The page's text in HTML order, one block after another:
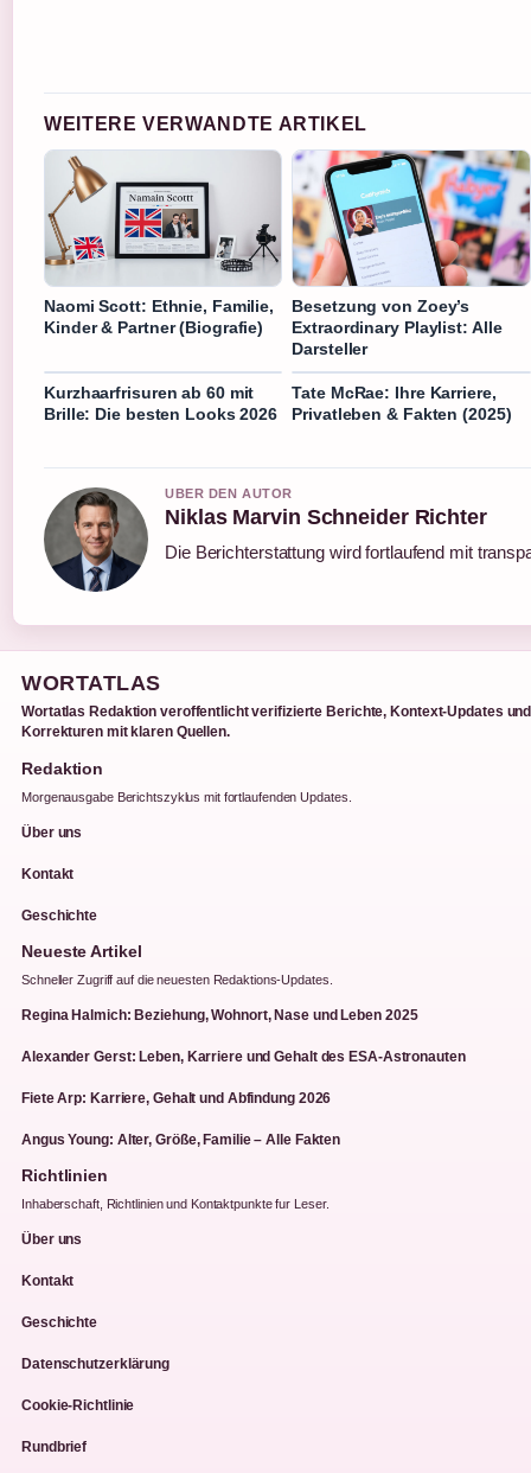
WEITERE VERWANDTE ARTIKEL
Naomi Scott: Ethnie, Familie,
Kinder & Partner (Biografie)
Besetzung von Zoey’s
Extraordinary Playlist: Alle
Darsteller
Kurzhaarfrisuren ab 60 mit
Brille: Die besten Looks 2026
Tate McRae: Ihre Karriere,
Privatleben & Fakten (2025)
UBER DEN AUTOR
Niklas Marvin Schneider Richter
Die Berichterstattung wird fortlaufend mit
WORTATLAS
Wortatlas Redaktion veroffentlicht verifizierte Berichte, Kontext-Updates und
Korrekturen mit klaren Quellen.
Redaktion
Morgenausgabe Berichtszyklus mit fortlaufenden Updates.
Über uns
Kontakt
Geschichte
Neueste Artikel
Schneller Zugriff auf die neuesten Redaktions-Updates.
Regina Halmich: Beziehung, Wohnort, Nase und Leben 2025
Alexander Gerst: Leben, Karriere und Gehalt des ESA-Astronauten
Fiete Arp: Karriere, Gehalt und Abfindung 2026
Angus Young: Alter, Größe, Familie – Alle Fakten
Richtlinien
Inhaberschaft, Richtlinien und Kontaktpunkte fur Leser.
Über uns
Kontakt
Geschichte
Datenschutzerklärung
Cookie-Richtlinie
Rundbrief